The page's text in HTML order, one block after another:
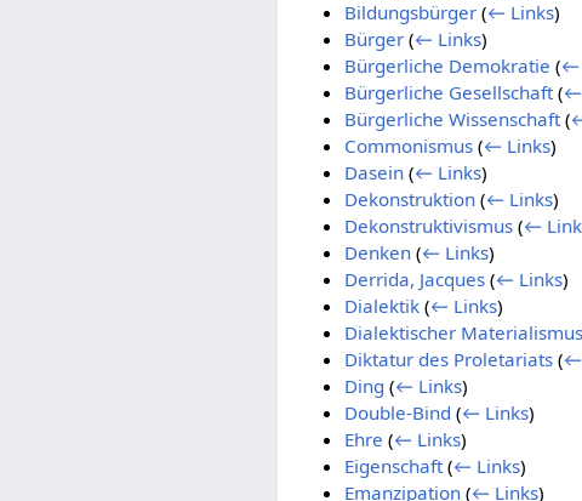
Bildungsbürger (← Links)
Bürger (← Links)
Bürgerliche Demokratie (←
Bürgerliche Gesellschaft (←
Bürgerliche Wissenschaft (
Commonismus (← Links)
Dasein (← Links)
Dekonstruktion (← Links)
Dekonstruktivismus (←
Denken (← Links)
Derrida, Jacques (← Links)
Dialektik (← Links)
Dialektischer Materialismus
Diktatur des Proletariats (←
Ding (← Links)
Double-Bind (← Links)
Ehre (← Links)
Eigenschaft (← Links)
Emanzipation (← Links)